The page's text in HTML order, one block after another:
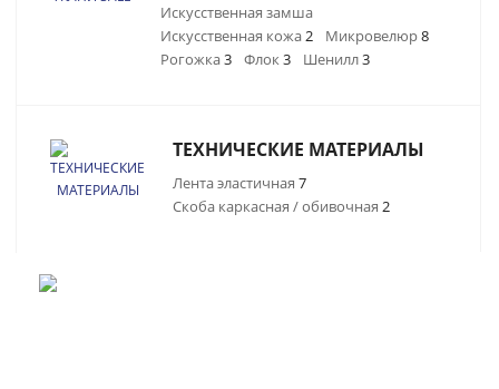
Искусственная замша
Искусственная кожа2 Микровелюр8
Рогожка3 Флок3 Шенилл3
ТЕХНИЧЕСКИЕ МАТЕРИАЛЫ
Лента эластичная 7
Скоба каркасная / обивочная 2